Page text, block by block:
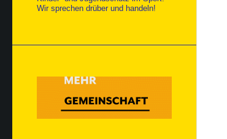
Wir sprechen drüber und handeln!